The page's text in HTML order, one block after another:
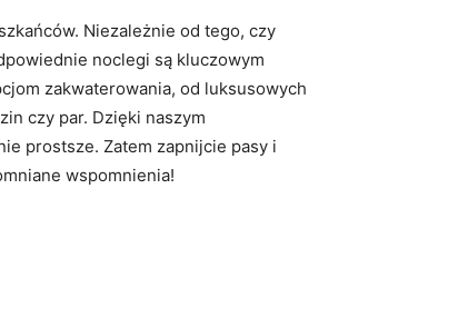
Niezależnie od tego, czy
‍noclegi ⁣są‍ kluczowym
zakwaterowania, od⁣ luksusowych
czy par.⁤ Dzięki​ naszym
prostsze. Zatem zapnijcie pasy‌ i
wspomnienia!